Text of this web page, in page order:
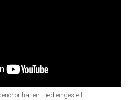
hat ein Lied eingestellt.